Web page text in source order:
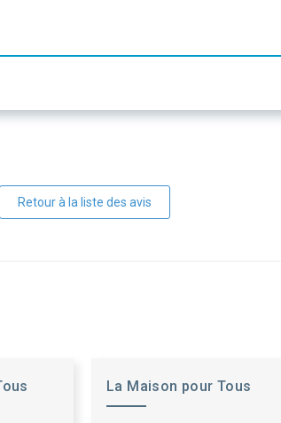
Retour à la liste des avis
La Maison pour Tous